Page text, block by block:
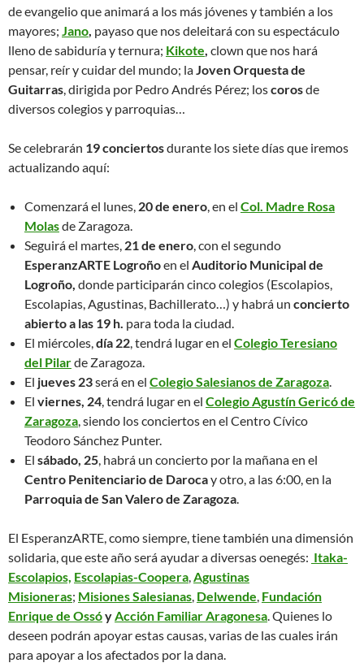
de evangelio que animará a los más jóvenes y también a los
mayores; Jano payaso que nos deleitará con su espectáculo
lleno de sabiduría y ternura; Kikote clown que nos hará
pensar, reír y cuidar del mundo; la Joven Orquesta de
Guitarras , dirigida por Pedro Andrés Pérez; loscorosde
diversos colegios y parroquias…
Se celebrarán 19 conciertosdurante los siete días que iremos
actualizando aquí:
Comenzará el lunes, 20 de enero , en el Col. Madre Rosa
Molasde Zaragoza.
Seguirá el martes, 21 de enero , con el segundo
EsperanzARTE Logroñoen el Auditorio Municipal de
Logroño, donde participarán cinco colegios (Escolapios,
Escolapias, Agustinas, Bachillerato…) y habrá un concierto
abierto a las 19 h. para toda la ciudad.
El miércoles, día 22 , tendrá lugar en el Colegio Teresiano
del Pilarde Zaragoza.
El jueves 23será en el Colegio Salesianos de Zaragoza
El viernes, 24 , tendrá lugar en el Colegio Agustín Gericó de
Zaragoza , siendo los conciertos en el Centro Cívico
Teodoro Sánchez Punter.
El sábado, 25 , habrá un concierto por la mañana en el
Centro Penitenciario de Darocay otro, a las 6:00, en la
Parroquia de San Valero de Zaragoza
El EsperanzARTE, como siempre, tiene también una dimensión
solidaria, que este año será ayudar a diversas oenegés: Itaka-
Escolapios, Escolapias-Coopera Agustinas
Misioneras; Misiones Salesianas Delwende Fundación
Enrique de Ossóy Acción Familiar Aragonesa . Quienes lo
deseen podrán apoyar estas causas, varias de las cuales irán
para apoyar a los afectados por la dana.